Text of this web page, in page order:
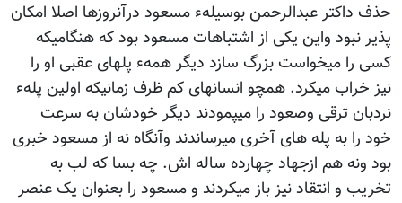
حذف داکتر عبدالرحمن بوسیلهء مسعود درآنروزها اصلا امکان
پذیر نبود واین یکی از اشتباهات مسعود بود که هنگامیکه
کسی را میخواست بزرگ سازد دیگر همهء پلهای عقبی او را
نیز خراب میکرد. همچو انسانهای کم ظرف زمانیکه اولین پلهء
نردبان ترقی وصعود را میپمودند دیگر خودشان به سرعت
خود را به پله های آخری میرساندند وآنگاه نه از مسعود خبری
بود ونه هم ازجهاد چهارده ساله اش. چه بسا که لب به
تخریب و انتقاد نیز باز میکردند و مسعود را بعنوان یک عنصر